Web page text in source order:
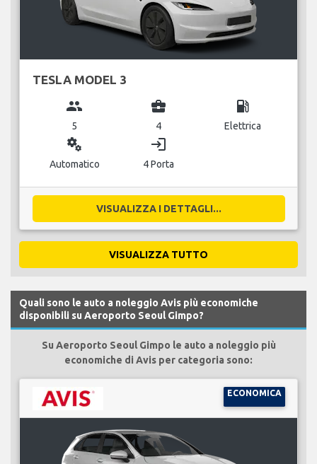
TESLA MODEL 3
group
5
business_center
4
local_gas_station
Elettrica
miscellaneous_services
Automatico
login
4 Porta
VISUALIZZA I DETTAGLI...
VISUALIZZA TUTTO
Quali sono le auto a noleggio Avis più economiche
disponibili su Aeroporto Seoul Gimpo?
Su Aeroporto Seoul Gimpo le auto a noleggio più
economiche di Avis per categoria sono:
ECONOMICA